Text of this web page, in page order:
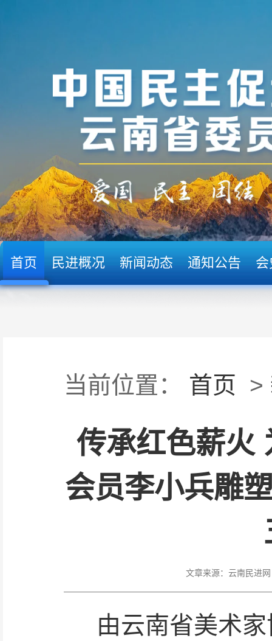
首页 民进概况 新闻动态 通知公告 会
当前位置： 首页 >
传承红色薪
会员李小兵雕
文章来源： 云南民进网
由云南省美术